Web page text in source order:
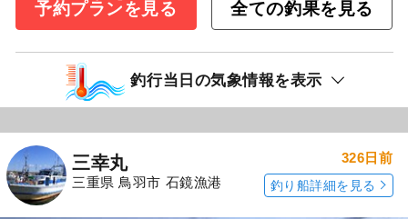
予約プランを見る
全ての釣果を見る
釣行当日の気象情報を表示
三幸丸
三重県 鳥羽市 石鏡漁港
326日前
釣り船詳細を見る